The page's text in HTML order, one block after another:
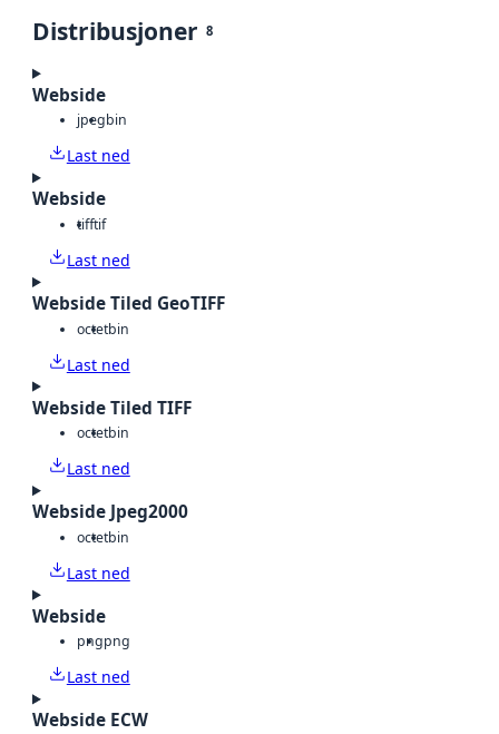
Distribusjoner 8
Webside
jpegbin
Last ned
Webside
tifftif
Last ned
Webside Tiled GeoTIFF
octetbin
Last ned
Webside Tiled TIFF
octetbin
Last ned
Webside Jpeg2000
octetbin
Last ned
Webside
pngpng
Last ned
Webside ECW